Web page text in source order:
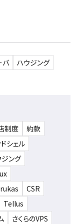
バ ハウジング
制度
約款
シェル
ジング
CSR
Tellus
さくらのVPS